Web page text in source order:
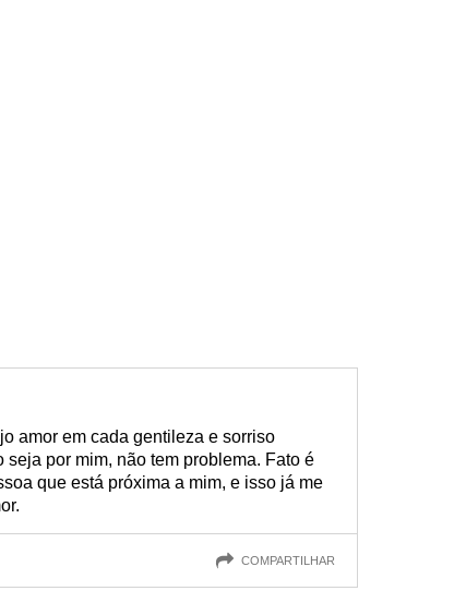
amor em cada gentileza e sorriso
por mim, não tem problema. Fato é
que está próxima a mim, e isso já me
COMPARTILHAR